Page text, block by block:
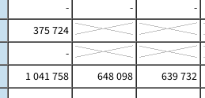
- - -
375 724
-
1 041 758 648 098 639 732